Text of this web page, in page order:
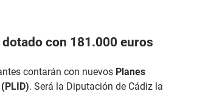
con 181.000 euros
contarán con nuevos Planes
. Será la Diputación de Cádiz la